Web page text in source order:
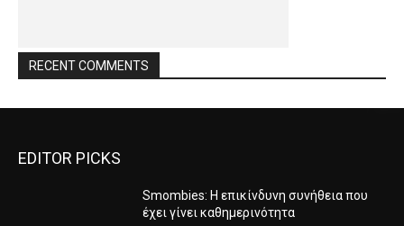
RECENT COMMENTS
EDITOR PICKS
Smombies: Η επικίνδυνη συνήθεια που
έχει γίνει καθημερινότητα